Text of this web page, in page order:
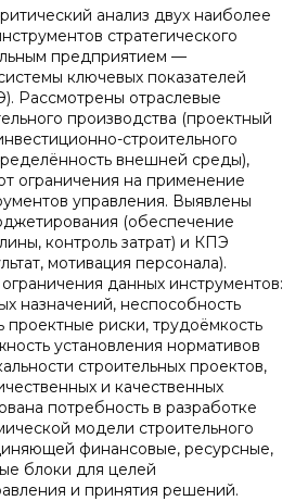
анализ двух наиболее
стратегического
предприятием —
ключевых показателей
Рассмотрены отраслевые
производства (проектный
строительного
внешней среды),
ограничения на применение
управления. Выявлены
(обеспечение
контроль затрат) и КПЭ
мотивация персонала).
данных инструментов:
назначений, неспособность
проектные риски, трудоёмкость
установления нормативов
строительных проектов,
и качественных
потребность в разработке
модели строительного
финансовые, ресурсные,
блоки для целей
и принятия решений.